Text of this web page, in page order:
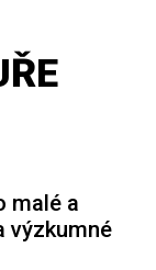
malé a
výzkumné